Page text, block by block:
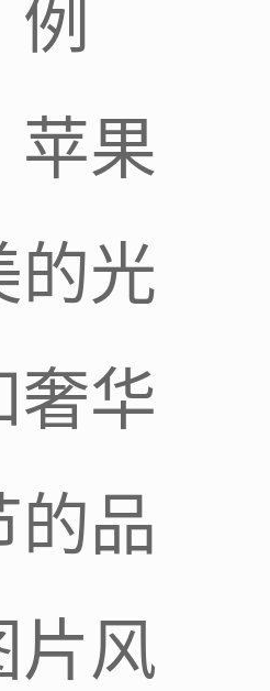
苹果
的光
奢华
的品
片风